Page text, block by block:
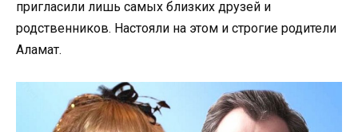
пригласили лишь самых близких друзей и
родственников. Настояли на этом и строгие родители
Аламат.